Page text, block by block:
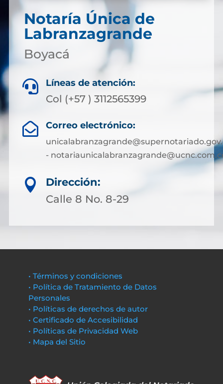
Notaría Única de
Labranzagrande
Boyacá
 Líneas de atención:
Col (+57 ) 3112565399
 Correo electrónico:
-

Dirección:
Calle 8 No. 8-29
• Términos y condiciones
• Política de Tratamiento de Datos
Personales
• Políticas de derechos de autor
• Certificado de Accesibilidad
• Políticas de Privacidad Web
• Mapa del Sitio